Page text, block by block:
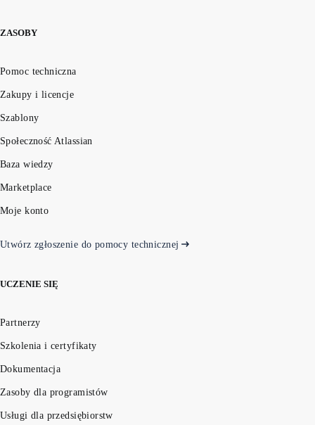
ZASOBY
Pomoc techniczna
Zakupy i licencje
Szablony
Społeczność Atlassian
Baza wiedzy
Marketplace
Moje konto
Utwórz zgłoszenie do pomocy technicznej
UCZENIE SIĘ
Partnerzy
Szkolenia i certyfikaty
Dokumentacja
Zasoby dla programistów
Usługi dla przedsiębiorstw